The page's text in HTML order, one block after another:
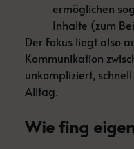
ermöglichen
Inhalte (zum
Der Fokus liegt also
Kommunikation
unkompliziert,
Alltag.
Wie fing